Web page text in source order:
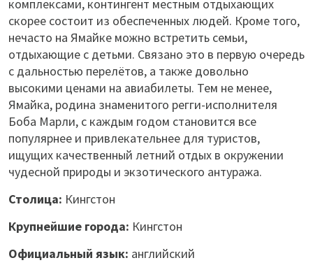
комплексами, контингент местным отдыхающих
скорее состоит из обеспеченных людей. Кроме того,
нечасто на Ямайке можно встретить семьи,
отдыхающие с детьми. Связано это в первую очередь
с дальностью перелётов, а также довольно
высокими ценами на авиабилеты. Тем не менее,
Ямайка, родина знаменитого регги-исполнителя
Боба Марли, с каждым годом становится все
популярнее и привлекательнее для туристов,
ищущих качественный летний отдых в окружении
чудесной природы и экзотического антуража.
Столица: Кингстон
Крупнейшие города: Кингстон
Официальный язык: английский